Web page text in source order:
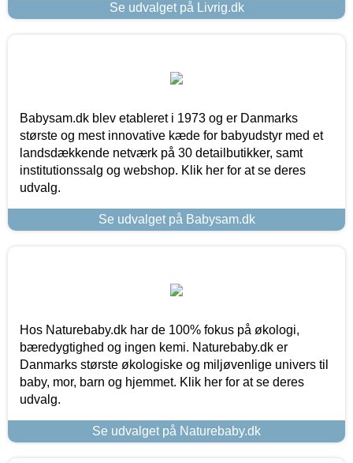
Se udvalget på Livrig.dk
Babysam.dk blev etableret i 1973 og er Danmarks
største og mest innovative kæde for babyudstyr med et
landsdækkende netværk på 30 detailbutikker, samt
institutionssalg og webshop. Klik her for at se deres
udvalg.
Se udvalget på Babysam.dk
Hos Naturebaby.dk har de 100% fokus på økologi,
bæredygtighed og ingen kemi. Naturebaby.dk er
Danmarks største økologiske og miljøvenlige univers til
baby, mor, barn og hjemmet. Klik her for at se deres
udvalg.
Se udvalget på Naturebaby.dk